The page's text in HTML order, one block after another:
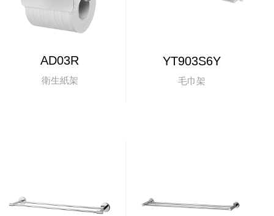
AD03R
衛生紙架
YT903S6Y
毛巾架